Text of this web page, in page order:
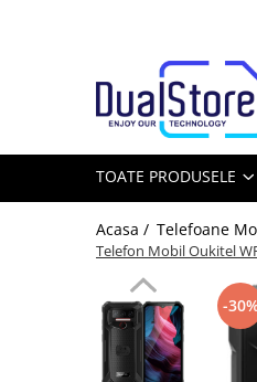
Producatori Telefoane Mobila
Telefoane mobile
Toate ( smart si clasice )
Telefoane cu proiector video
Telefoane (Smartphone) 5G
Telefoane cu camera termica
TOATE PRODUSELE
Acasa / Telefoane
Telefon Mobil Oukitel
-